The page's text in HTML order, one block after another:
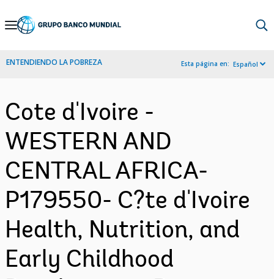
Skip
Navigation
ENTENDIENDO LA POBREZA Esta página en: Español
Cote d'Ivoire -
WESTERN AND
CENTRAL AFRICA-
P179550- C?te d'Ivoire
Health, Nutrition, and
Early Childhood